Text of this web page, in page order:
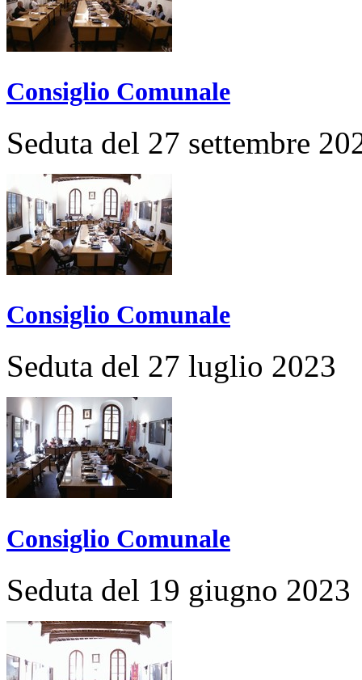
Consiglio Comunale
Seduta del 27 settembre
Consiglio Comunale
Seduta del 27 luglio 2023
Consiglio Comunale
Seduta del 19 giugno 2023